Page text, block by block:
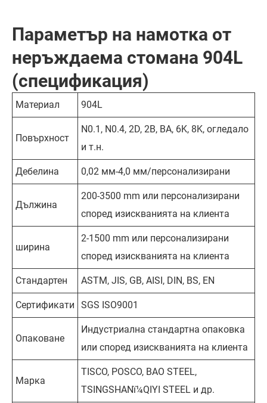
Параметър на намотка от
неръждаема стомана 904L
(спецификация)
Материал 904L
Повърхност
N0.1, N0.4, 2D, 2B, BA, 6K, 8K, огледало
и т.н.
Дебелина 0,02 мм-4,0 мм/персонализирани
Дължина
200-3500 mm или персонализирани
според изискванията на клиента
ширина
2-1500 mm или персонализирани
според изискванията на клиента
Стандартен ASTM, JIS, GB, AISI, DIN, BS, EN
Сертификати SGS ISO9001
Опаковане
Индустриална стандартна опаковка
или според изискванията на клиента
Марка
TISCO, POSCO, BAO STEEL,
TSINGSHANï¼QIYI STEEL и др.